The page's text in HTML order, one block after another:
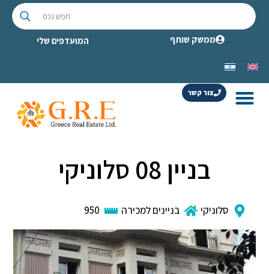
ממשק שותף המועדפים שלי
צור קשר
בניין 08 סלוניקי
סלוניקי בניינים למכירה 950